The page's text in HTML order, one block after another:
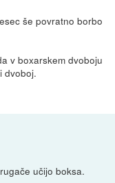
še povratno borbo
v boxarskem dvoboju
dvoboj.
učijo boksa.